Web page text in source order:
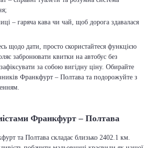
– гаряча кава чи чай, щоб дорога здавалася
щодо дати, просто скористайтеся функцією
забронювати квитки на автобус без
за собою вигідну ціну. Обирайте
Франкфурт – Полтава та подорожуйте з
Франкфурт – Полтава
та Полтава складає близько 2402.1 км.